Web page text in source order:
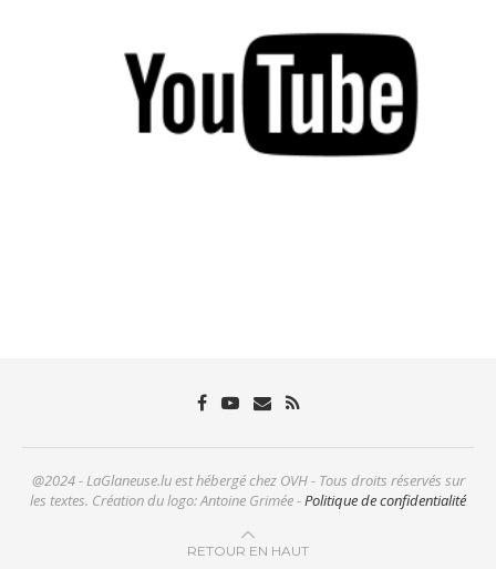
@2024 - LaGlaneuse.lu est hébergé chez OVH - Tous droits réservés sur
les textes. Création du logo: Antoine Grimée -Politique de confidentialité
RETOUR EN HAUT